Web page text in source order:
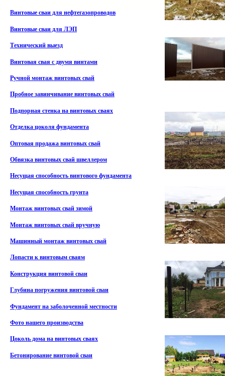
Винтовые сваи для нефтегазопроводов
Винтовые сваи для ЛЭП
Технический выезд
Винтовая свая с двумя винтами
Ручной монтаж винтовых свай
Пробное завинчивание винтовых свай
Подпорная стенка на винтовых сваях
Отделка цоколя фундамента
Оптовая продажа винтовых свай
Обвязка винтовых свай швеллером
Несущая способность винтового фундамента
Несущая способность грунта
Монтаж винтовых свай зимой
Монтаж винтовых свай вручную
Машинный монтаж винтовых свай
Лопасти к винтовым сваям
Конструкция винтовой сваи
Глубина погружения винтовой сваи
Фундамент на заболоченной местности
Фото нашего производства
Цоколь дома на винтовых сваях
Бетонирование винтовой сваи